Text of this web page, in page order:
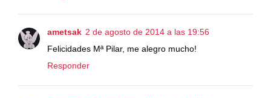
ametsak 2 de agosto de 2014 a las 19:56
Felicidades Mª Pilar, me alegro mucho!
Responder